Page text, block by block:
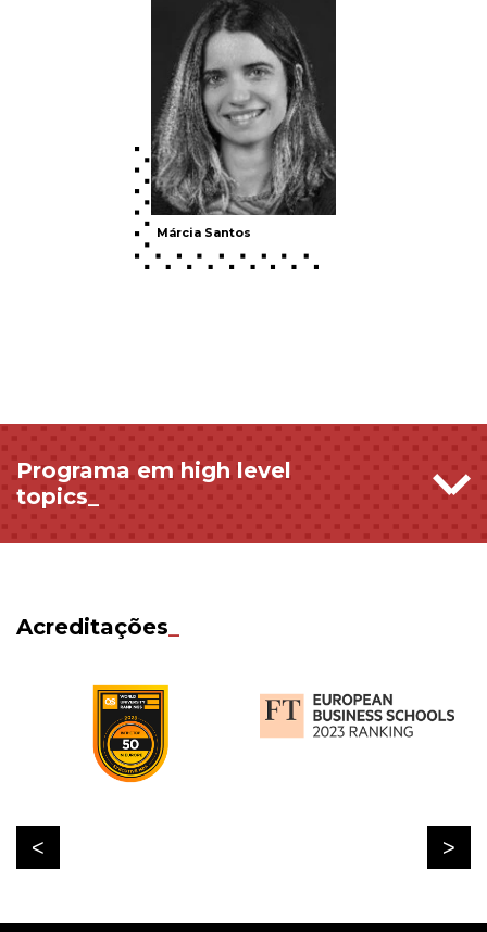
Márcia Santos
Programa em high level
topics_
Acreditações